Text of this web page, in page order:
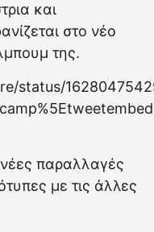
και
στο νέο
της.
status/
παραλλαγές
με τις άλλες